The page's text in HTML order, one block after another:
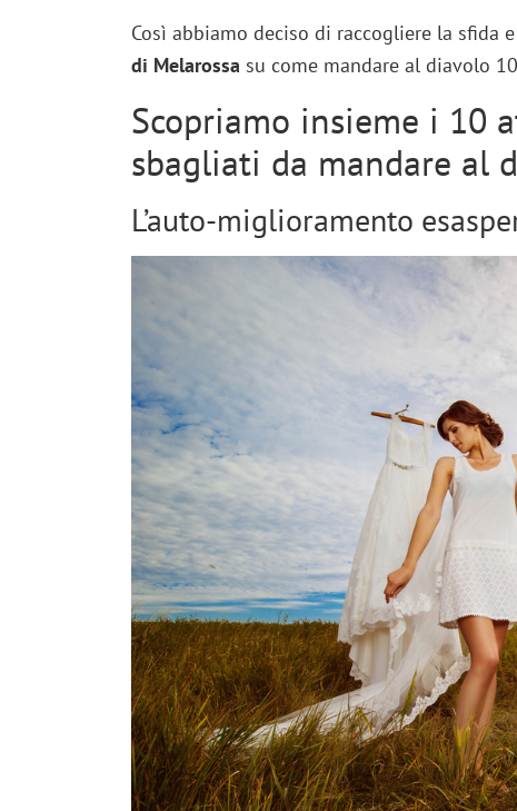
Così abbiamo deciso di raccogliere la sfida e
di Melarossa su come mandare al diavolo
Scopriamo insieme i 10
sbagliati da mandare al
L’auto-miglioramento